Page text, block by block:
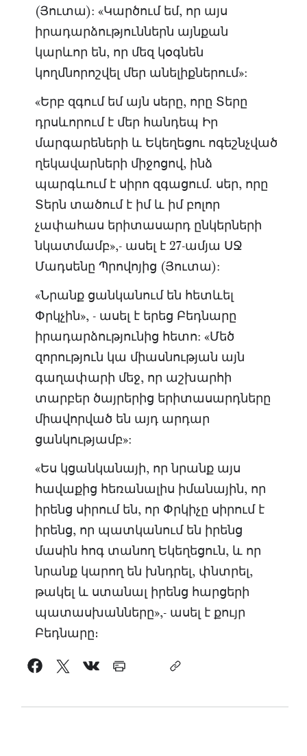
(Յուտա): «Կարծում եմ, որ այս
իրադարձություններն այնքան
կարևոր են, որ մեզ կօգնեն
կողմնորոշվել մեր անելիքներում»:
«Երբ զգում եմ այն սերը, որը Տերը
դրսևորում է մեր հանդեպ Իր
մարգարեների և Եկեղեցու ոգեշնչված
ղեկավարների միջոցով, ինձ
պարգևում է սիրո զգացում. սեր, որը
Տերն տածում է իմ և իմ բոլոր
չափահաս երիտասարդ ընկերների
նկատմամբ»,- ասել է 27-ամյա ՍՋ
Մադսենը Պրովոյից (Յուտա):
«Նրանք ցանկանում են հետևել
Փրկչին», - ասել է երեց Բեդնարը
իրադարձությունից հետո: «Մեծ
զորություն կա միասնության այն
գաղափարի մեջ, որ աշխարհի
տարբեր ծայրերից երիտասարդները
միավորված են այդ արդար
ցանկությամբ»:
«Ես կցանկանայի, որ նրանք այս
հավաքից հեռանալիս իմանային, որ
իրենց սիրում են, որ Փրկիչը սիրում է
իրենց, որ պատկանում են իրենց
մասին հոգ տանող Եկեղեցուն, և որ
նրանք կարող են խնդրել, փնտրել,
թակել և ստանալ իրենց հարցերի
պատասխանները»,- ասել է քույր
Բեդնարը։